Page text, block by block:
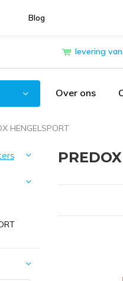
Blog
levering
Over ons
HENGELSPORT